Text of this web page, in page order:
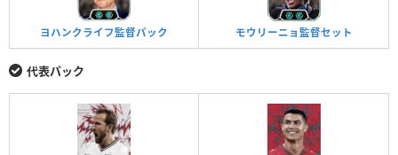
ヨハンクライフ監督パック モウリーニョ監督セット
代表パック